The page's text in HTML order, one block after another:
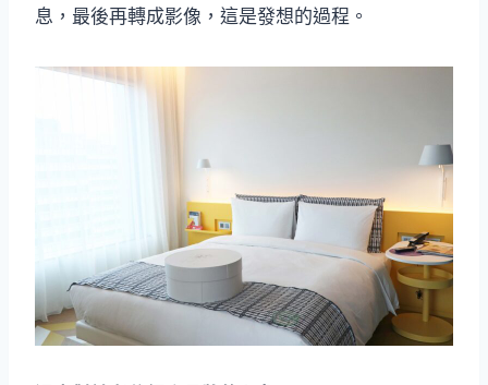
息，最後再轉成影像，這是發想的過程。